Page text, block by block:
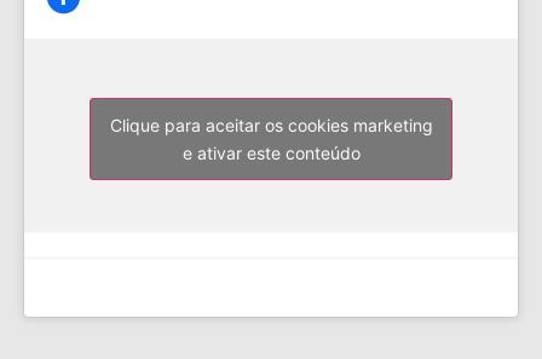
Clique para aceitar os cookies marketing
e ativar este conteúdo